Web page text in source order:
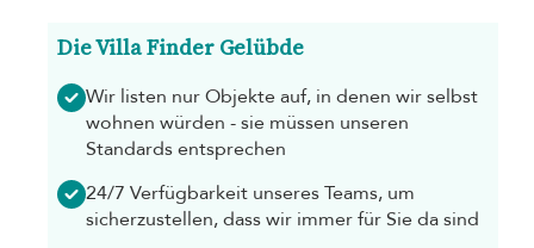
Die Villa Finder Gelübde
Wir listen nur Objekte auf, in denen wir selbst
wohnen würden - sie müssen unseren
Standards entsprechen
24/7 Verfügbarkeit unseres Teams, um
sicherzustellen, dass wir immer für Sie da sind